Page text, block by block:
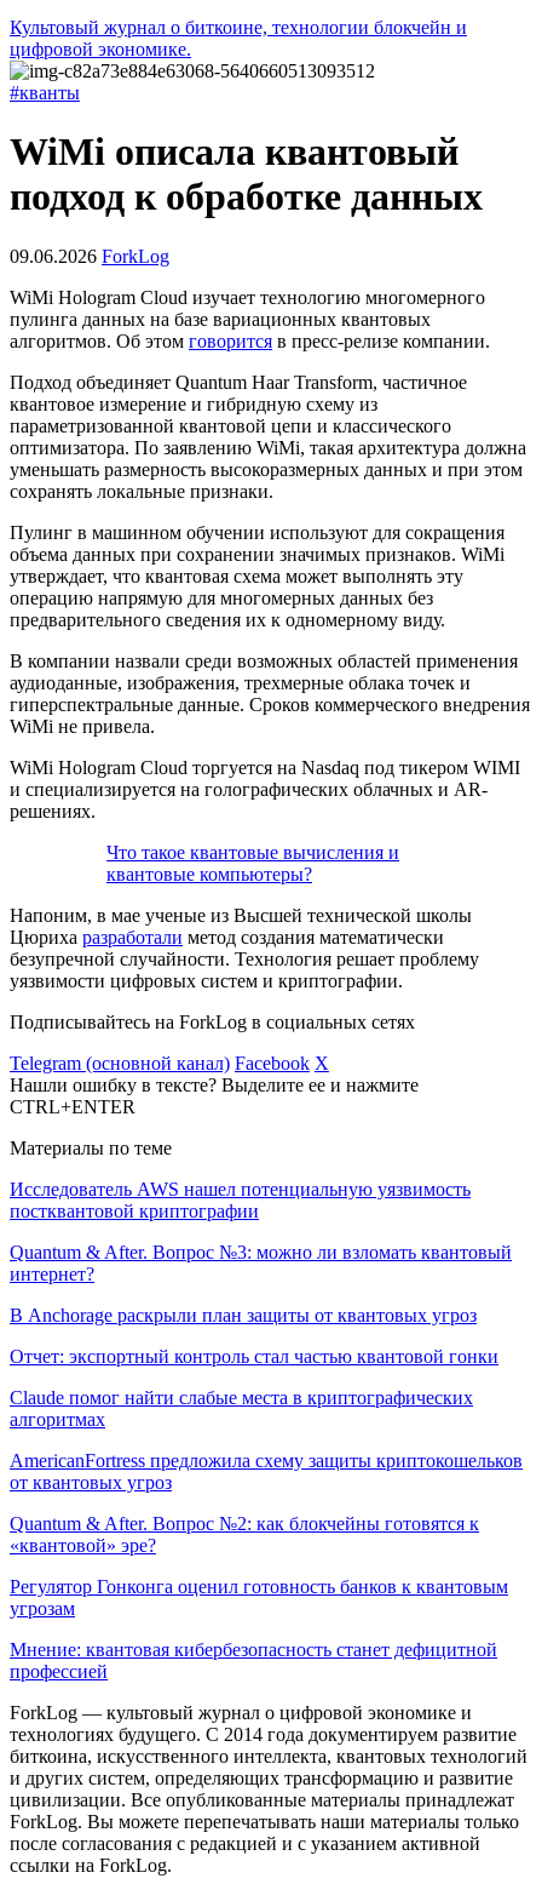
Культовый журнал о биткоине, технологии блокчейн и
цифровой экономике.
#кванты
WiMi описала квантовый
подход к обработке данных
09.06.2026 ForkLog
WiMi Hologram Cloud изучает технологию многомерного
пулинга данных на базе вариационных квантовых
алгоритмов. Об этом говорится в пресс-релизе компании.
Подход объединяет Quantum Haar Transform, частичное
квантовое измерение и гибридную схему из
параметризованной квантовой цепи и классического
оптимизатора. По заявлению WiMi, такая архитектура должна
уменьшать размерность высокоразмерных данных и при этом
сохранять локальные признаки.
Пулинг в машинном обучении используют для сокращения
объема данных при сохранении значимых признаков. WiMi
утверждает, что квантовая схема может выполнять эту
операцию напрямую для многомерных данных без
предварительного сведения их к одномерному виду.
В компании назвали среди возможных областей применения
аудиоданные, изображения, трехмерные облака точек и
гиперспектральные данные. Сроков коммерческого внедрения
WiMi не привела.
WiMi Hologram Cloud торгуется на Nasdaq под тикером WIMI
и специализируется на голографических облачных и AR-
решениях.
Что такое квантовые вычисления и
квантовые компьютеры?
Напоним, в мае ученые из Высшей технической школы
Цюриха разработали метод создания математически
безупречной случайности. Технология решает проблему
уязвимости цифровых систем и криптографии.
Подписывайтесь на ForkLog в социальных сетях
Telegram (основной канал) Facebook X
Нашли ошибку в тексте? Выделите ее и нажмите
CTRL+ENTER
Материалы по теме
Исследователь AWS нашел потенциальную уязвимость
постквантовой криптографии
Quantum & After. Вопрос №3: можно ли взломать квантовый
интернет?
В Anchorage раскрыли план защиты от квантовых угроз
Отчет: экспортный контроль стал частью квантовой гонки
Claude помог найти слабые места в криптографических
алгоритмах
AmericanFortress предложила схему защиты криптокошельков
от квантовых угроз
Quantum & After. Вопрос №2: как блокчейны готовятся к
«квантовой» эре?
Регулятор Гонконга оценил готовность банков к квантовым
угрозам
Мнение: квантовая кибербезопасность станет дефицитной
профессией
ForkLog — культовый журнал о цифровой экономике и
технологиях будущего. С 2014 года документируем развитие
биткоина, искусственного интеллекта, квантовых технологий
и других систем, определяющих трансформацию и развитие
цивилизации. Все опубликованные материалы принадлежат
ForkLog. Вы можете перепечатывать наши материалы только
после согласования с редакцией и с указанием активной
ссылки на ForkLog.